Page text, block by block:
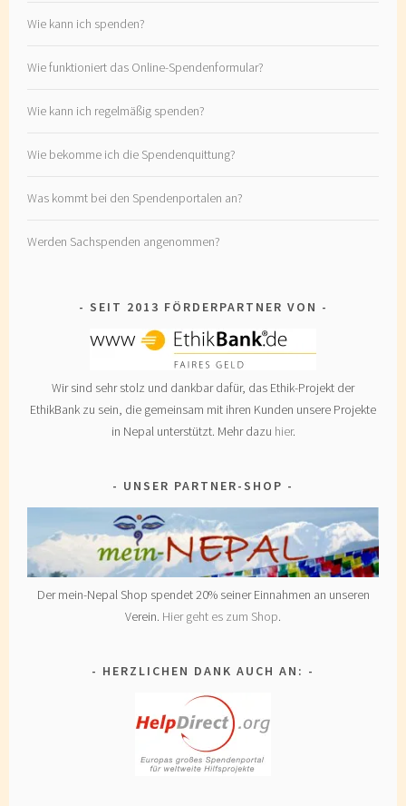
Wie kann ich spenden?
Wie funktioniert das Online-Spendenformular?
Wie kann ich regelmäßig spenden?
Wie bekomme ich die Spendenquittung?
Was kommt bei den Spendenportalen an?
Werden Sachspenden angenommen?
SEIT 2013 FÖRDERPARTNER VON
Wir sind sehr stolz und dankbar dafür, das Ethik-Projekt der
EthikBank zu sein, die gemeinsam mit ihren Kunden unsere Projekte
in Nepal unterstützt. Mehr dazu hier.
UNSER PARTNER-SHOP
Der mein-Nepal Shop spendet 20% seiner Einnahmen an unseren
Verein. Hier geht es zum Shop.
HERZLICHEN DANK AUCH AN: